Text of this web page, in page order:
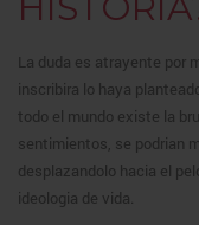
La duda es atrayente por
inscribira lo haya
todo el mundo existe la
sentimientos, se podrian
desplazandolo hacia el
ideologia de vida.